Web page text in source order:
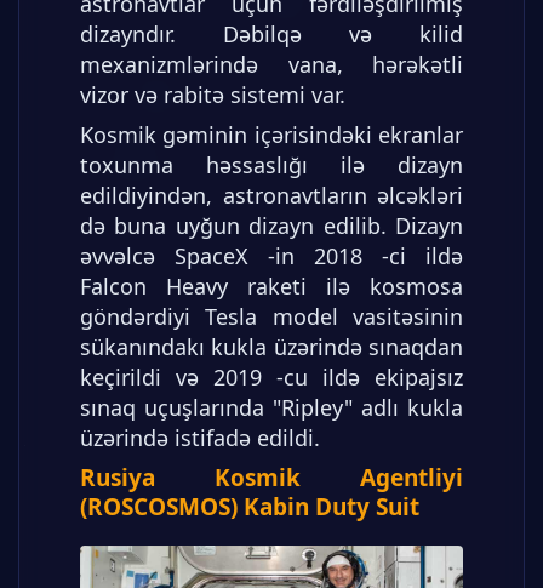
dizayndır. Dəbilqə və kilid
mexanizmlərində vana, hərəkətli
vizor və rabitə sistemi var.
Kosmik gəminin içərisindəki ekranlar
toxunma həssaslığı ilə dizayn
edildiyindən, astronavtların əlcəkləri
də buna uyğun dizayn edilib. Dizayn
əvvəlcə SpaceX -in 2018 -ci ildə
Falcon Heavy raketi ilə kosmosa
göndərdiyi Tesla model vasitəsinin
sükanındakı kukla üzərində sınaqdan
keçirildi və 2019 -cu ildə ekipajsız
sınaq uçuşlarında "Ripley" adlı kukla
üzərində istifadə edildi.
Rusiya Kosmik Agentliyi
(ROSCOSMOS) Kabin Duty Suit